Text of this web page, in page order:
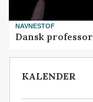
NAVNESTOF
Dansk
KALENDER